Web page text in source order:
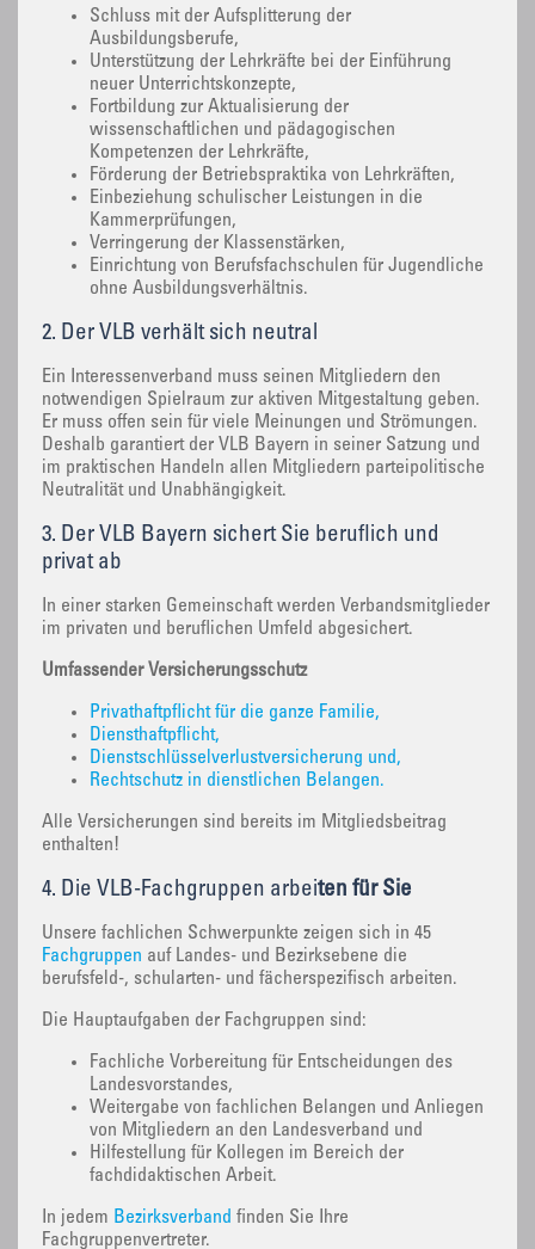
Schluss mit der Aufsplitterung der
Ausbildungsberufe,
Unterstützung der Lehrkräfte bei der Einführung
neuer Unterrichtskonzepte,
Fortbildung zur Aktualisierung der
wissenschaftlichen und pädagogischen
Kompetenzen der Lehrkräfte,
Förderung der Betriebspraktika von Lehrkräften,
Einbeziehung schulischer Leistungen in die
Kammerprüfungen,
Verringerung der Klassenstärken,
Einrichtung von Berufsfachschulen für Jugendliche
ohne Ausbildungsverhältnis.
2. Der VLB verhält sich neutral
Ein Interessenverband muss seinen Mitgliedern den
notwendigen Spielraum zur aktiven Mitgestaltung geben.
Er muss offen sein für viele Meinungen und Strömungen.
Deshalb garantiert der VLB Bayern in seiner Satzung und
im praktischen Handeln allen Mitgliedern parteipolitische
Neutralität und Unabhängigkeit.
3. Der VLB Bayern sichert Sie beruflich und
privat ab
In einer starken Gemeinschaft werden Verbandsmitglieder
im privaten und beruflichen Umfeld abgesichert.
Umfassender Versicherungsschutz
Privathaftpflicht für die ganze Familie,
Diensthaftpflicht,
Dienstschlüsselverlustversicherung und,
Rechtschutz in dienstlichen Belangen.
Alle Versicherungen sind bereits im Mitgliedsbeitrag
enthalten!
4. Die VLB-Fachgruppen arbeiten für Sie
Unsere fachlichen Schwerpunkte zeigen sich in 45
Fachgruppen auf Landes- und Bezirksebene die
berufsfeld-, schularten- und fächerspezifisch arbeiten.
Die Hauptaufgaben der Fachgruppen sind:
Fachliche Vorbereitung für Entscheidungen des
Landesvorstandes,
Weitergabe von fachlichen Belangen und Anliegen
von Mitgliedern an den Landesverband und
Hilfestellung für Kollegen im Bereich der
fachdidaktischen Arbeit.
In jedem Bezirksverband finden Sie Ihre
Fachgruppenvertreter.